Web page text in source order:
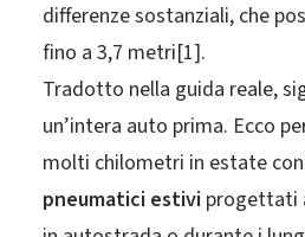
differenze sostanziali, che
fino a 3,7 metri[1].
Tradotto nella guida reale,
un’intera auto prima. Ecco
molti chilometri in estate
pneumatici estivi progettati